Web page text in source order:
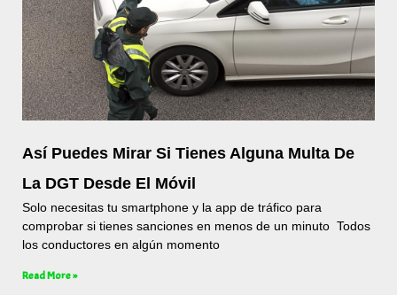
Así Puedes Mirar Si Tienes Alguna Multa De
La DGT Desde El Móvil
Solo necesitas tu smartphone y la app de tráfico para
comprobar si tienes sanciones en menos de un minuto Todos
los conductores en algún momento
Read More »